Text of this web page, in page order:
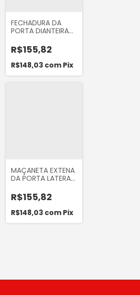
FECHADURA DA
PORTA DIANTEIRA
DO FIAT DUCATO
2003 A 2017
R$155,82
R$148,03 com Pix
MAÇANETA EXTENA
DA PORTA LATERAL
MASTER 2002 A
2012 MARCA
DRIVETEC 72512
R$155,82
R$148,03 com Pix